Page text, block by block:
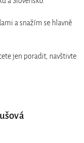
a snažím se hlavně
jen poradit, navštivte